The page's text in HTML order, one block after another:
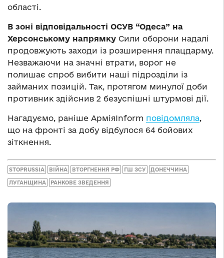
області.
В зоні відповідальності ОСУВ “Одеса” на
Херсонському напрямку Сили оборони надалі
продовжують заходи із розширення плацдарму.
Незважаючи на значні втрати, ворог не
полишає спроб вибити наші підрозділи із
займаних позицій. Так, протягом минулої доби
противник здійснив 2 безуспішні штурмові дії.
Нагадуємо, раніше АрміяInform повідомляла,
що на фронті за добу відбулося 64 бойових
зіткнення.
STOPRUSSIA ВІЙНА ВТОРГНЕННЯ РФ ГШ ЗСУ ДОНЕЧЧИНА
ЛУГАНЩИНА РАНКОВЕ ЗВЕДЕННЯ